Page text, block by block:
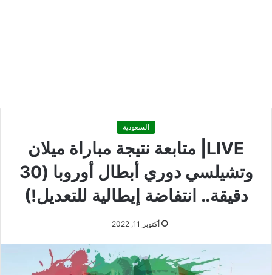
السعودية
LIVE| متابعة نتيجة مباراة ميلان
وتشيلسي دوري أبطال أوروبا (30
دقيقة.. انتفاضة إيطالية للتعديل!)
أكتوبر 11, 2022